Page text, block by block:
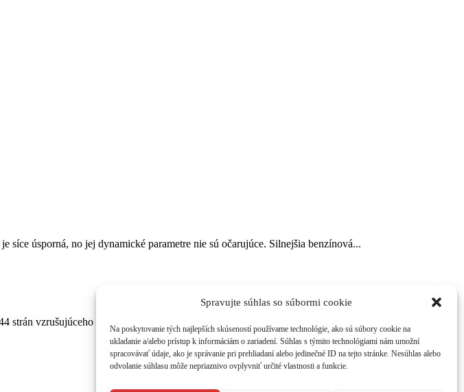
Spravujte súhlas so súbormi cookie
Na poskytovanie tých najlepších skúseností používame technológie, ako sú súbory cookie na
ukladanie a/alebo prístup k informáciám o zariadení. Súhlas s týmito technológiami nám umožní
spracovávať údaje, ako je správanie pri prehliadaní alebo jedinečné ID na tejto stránke. Nesúhlas alebo
odvolanie súhlasu môže nepriaznivo ovplyvniť určité vlastnosti a funkcie.
úsporná, no jej dynamické parametre nie sú očarujúce. Silnejšia benzínová...
strán vzrušujúceho čítania o autách v